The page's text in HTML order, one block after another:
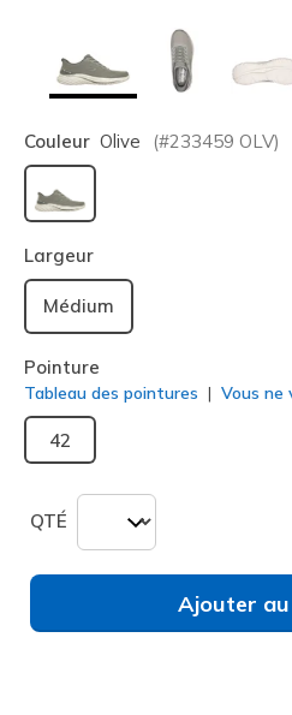
Couleur Olive (#233459 OLV)
sélectionné
Largeur
Médium
Pointure
Tableau des pointures Vous ne
42
QTÉ
Ajouter